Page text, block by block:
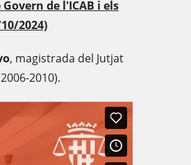
de l'ICAB i els
2024)
, magistrada del Jutjat
2010).